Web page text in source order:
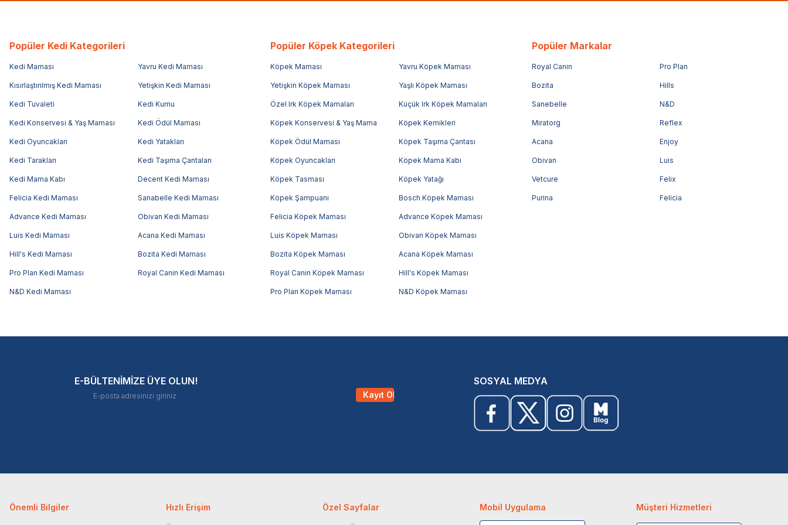
Popüler Kedi Kategorileri
Kedi Maması Yavru Kedi Maması
Kısırlaştırılmış Kedi Maması Yetişkin Kedi Maması
Kedi Tuvaleti Kedi Kumu
Kedi Konservesi & Yaş Maması Kedi Ödül Maması
Kedi Oyuncakları Kedi Yatakları
Kedi Tarakları Kedi Taşıma Çantaları
Kedi Mama Kabı Decent Kedi Maması
Felicia Kedi Maması Sanabelle Kedi Maması
Advance Kedi Maması Obivan Kedi Maması
Luis Kedi Maması Acana Kedi Maması
Hill's Kedi Maması Bozita Kedi Maması
Pro Plan Kedi Maması Royal Canin Kedi Maması
N&D Kedi Maması
Popüler Köpek Kategorileri
Köpek Maması Yavru Köpek Maması
Yetişkin Köpek Maması Yaşlı Köpek Maması
Özel Irk Köpek Mamaları Küçük Irk Köpek Mamaları
Köpek Konservesi & Yaş Mama Köpek Kemikleri
Köpek Ödül Maması Köpek Taşıma Çantası
Köpek Oyuncakları Köpek Mama Kabı
Köpek Tasması Köpek Yatağı
Köpek Şampuanı Bosch Köpek Maması
Felicia Köpek Maması Advance Köpek Maması
Luis Köpek Maması Obivan Köpek Maması
Bozita Köpek Maması Acana Köpek Maması
Royal Canin Köpek Maması Hill's Köpek Maması
Pro Plan Köpek Maması N&D Köpek Maması
Popüler Markalar
Royal Canin Pro Plan
Bozita Hills
Sanebelle N&D
Miratorg Reflex
Acana Enjoy
Obivan Luis
Vetcure Felix
Purina Felicia
E-BÜLTENİMİZE ÜYE OLUN!
Kayıt Ol
SOSYAL MEDYA
Önemli Bilgiler Hızlı Erişim Özel Sayfalar Mobil Uygulama Müşteri Hizmetleri